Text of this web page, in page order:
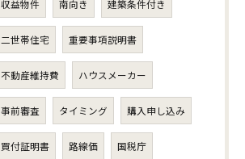
収益物件 南向き 建築条件付き
二世帯住宅 重要事項説明書
不動産維持費 ハウスメーカー
事前審査 タイミング 購入申し込み
買付証明書 路線価 国税庁